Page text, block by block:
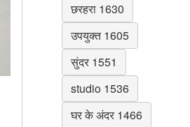
छरहरा 1630
उपयुक्त 1605
सुंदर 1551
studio 1536
घर के अंदर 1466